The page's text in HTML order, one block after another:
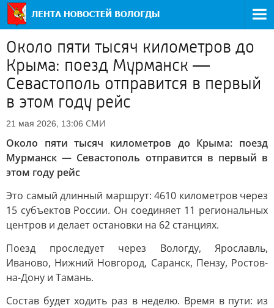
Около пяти тысяч километров до
Крыма: поезд Мурманск —
Севастополь отправится в первый
в этом году рейс
21 мая 2026, 13:06 СМИ
Около пяти тысяч километров до Крыма: поезд
Мурманск — Севастополь отправится в первый в
этом году рейс
Это самый длинный маршрут: 4610 километров через
15 субъектов России. Он соединяет 11 региональных
центров и делает остановки на 62 станциях.
Поезд проследует через Вологду, Ярославль,
Иваново, Нижний Новгород, Саранск, Пензу, Ростов-
на-Дону и Тамань.
Состав будет ходить раз в неделю. Время в пути: из